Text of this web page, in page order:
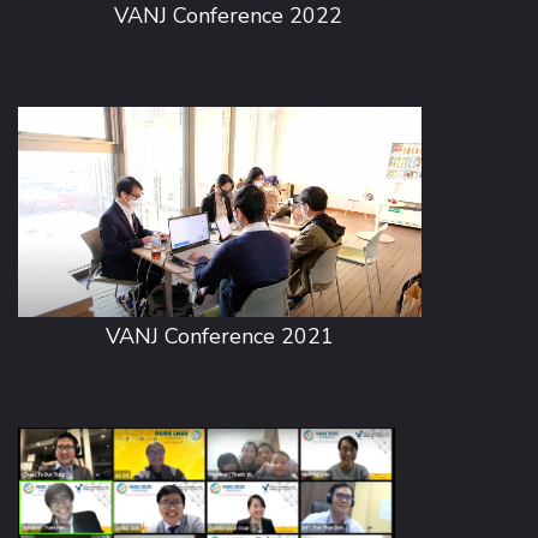
VANJ Conference 2022
VANJ Conference 2021